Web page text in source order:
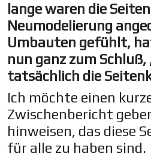
lange waren die
Neumodelierung
Umbauten gefühlt,
nun ganz zum
tatsächlich die
Ich möchte einen
Zwischenbericht
hinweisen, das diese
für alle zu haben sind.